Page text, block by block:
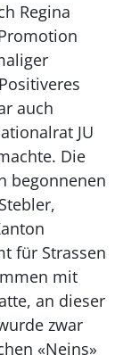
Regina
auch
JU
Die
begonnenen
für Strassen
mit
an dieser
zwar
«Neins»